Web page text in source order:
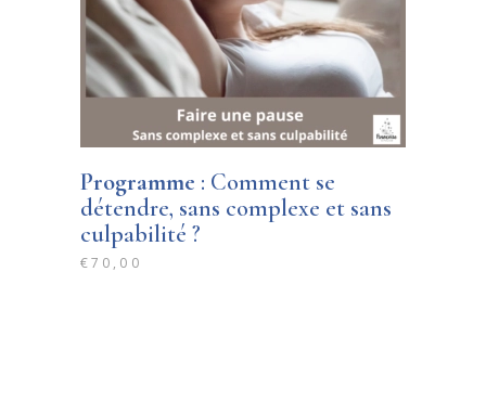
Programme : Comment se
détendre, sans complexe et sans
culpabilité ?
€70,00